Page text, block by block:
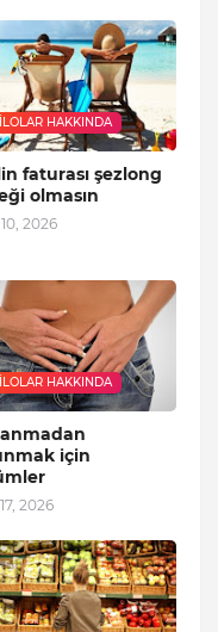
HAKKINDA
faturası şezlong
olmasın
2026
HAKKINDA
için
2026